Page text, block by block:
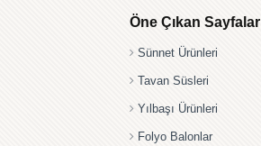
Öne Çıkan Sayfalar
Sünnet Ürünleri
Tavan Süsleri
Yılbaşı Ürünleri
Folyo Balonlar